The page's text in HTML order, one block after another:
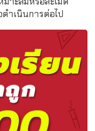
ำเนินการต่อไป